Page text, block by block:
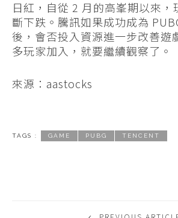
日紅，自從 2 月的高峯期以來，
斷下跌。騰訊如果成功成為
後，會否投入資源進一步改善遊
多玩家加入，就要繼續觀察了。
來源：aastocks
TAGS : GAME PUBG TENCENT